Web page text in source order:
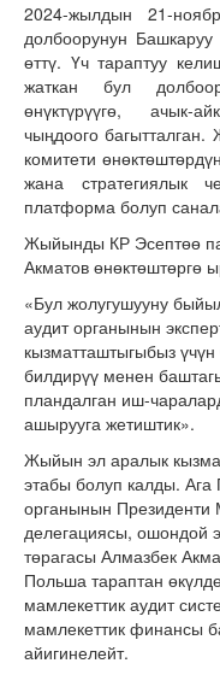
2024-жылдын 21-
долбоорунун
өттү. Үч тараптуу
жаткан бул
өнүктүрүүгө, ачык-
чыңдоого
комитети
жана стратегиялык
платформа болуп
Жыйынды КР Эсептөө
Акматов өнөктөштөргө
«Бул жолугушууну
аудит органынын
кызматташтыгыбыз
билдирүү менен
пландалган иш-
ашырууга жетиштик».
Жыйын эл аралык
этабы болуп калды.
органынын
делегациясы, ошондой
төрагасы Алмазбек
Польша тараптан
мамлекеттик аудит
мамлекеттик финансы
айигинелейт.